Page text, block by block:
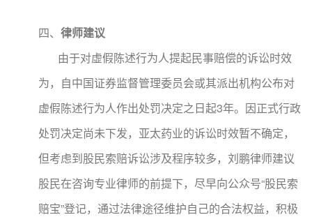
四、 律师建议
由于对虚假陈述行为人提起民事赔偿的诉讼时效
为，自中国证券监督管理委员会或其派出机构公布对
虚假陈述行为人作出处罚决定之日起3年。因正式行政
处罚决定尚未下发，亚太药业的诉讼时效暂不确定，
但考虑到股民索赔诉讼涉及程序较多，刘鹏律师建议
股民在咨询专业律师的前提下，尽早向公众号“股民索
赔宝”登记，通过法律途径维护自己的合法权益，积极